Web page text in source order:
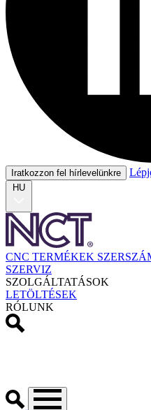
Iratkozzon fel hírlevelünkre
HU
CNC TERMÉKEK
SZERVIZ
SZOLGÁLTATÁSOK
LETÖLTÉSEK
RÓLUNK